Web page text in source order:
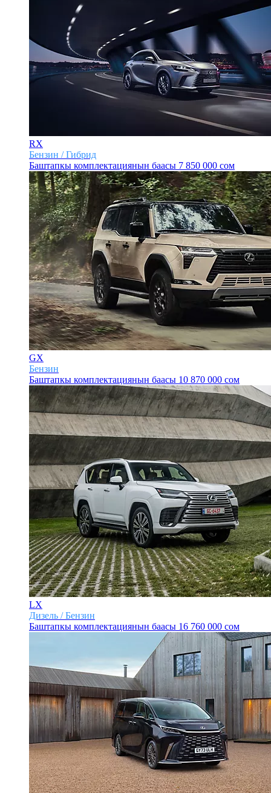
RX
Бензин / Гибрид
Баштапкы комплектациянын баасы 7 850 000 сом
GX
Бензин
Баштапкы комплектациянын баасы 10 870 000 сом
LX
Дизель / Бензин
Баштапкы комплектациянын баасы 16 760 000 сом